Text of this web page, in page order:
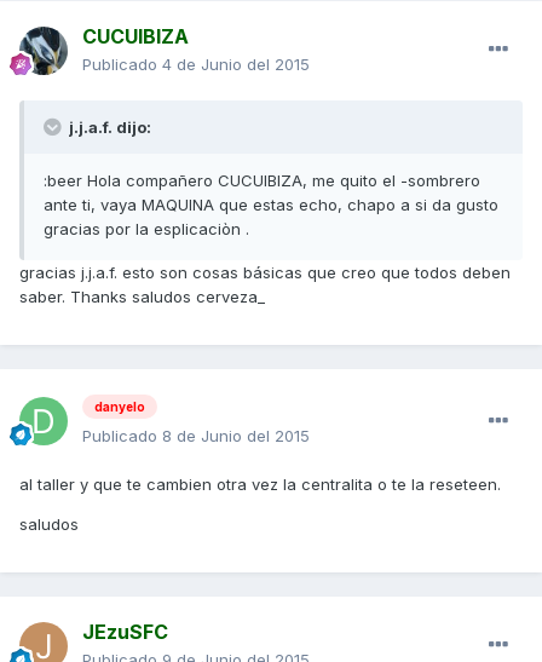
CUCUIBIZA
Publicado 4 de Junio del 2015
j.j.a.f. dijo:
:beer Hola compañero CUCUIBIZA, me quito el -sombrero
ante ti, vaya MAQUINA que estas echo, chapo a si da gusto
gracias por la esplicaciòn .
gracias j.j.a.f. esto son cosas básicas que creo que todos deben
saber. Thanks saludos cerveza_
danyelo
Publicado 8 de Junio del 2015
al taller y que te cambien otra vez la centralita o te la reseteen.
saludos
JEzuSFC